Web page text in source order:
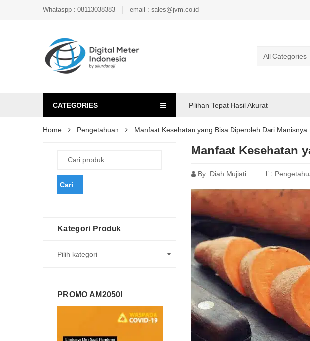
Whataspp : 08113038383 email : sales@jvm.co.id
CATEGORIES Pilihan Tepat Hasil Akurat
Home Pengetahuan Manfaat Kesehatan yang Bisa Diperoleh Dari Manisnya
Manfaat Kesehatan
By: Diah Mujiati
Cari
Kategori Produk
PROMO AM2050!